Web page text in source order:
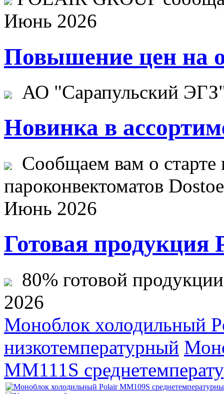
Июнь 2026
Повышение цен на
АО "Сарапульский
Новинка в
Сообщаем вам о старте
пароконвектоматов
Июнь 2026
Готовая продукция
80% готовой
2026
Моноблок холодильный
низкотемпературный
MM111S